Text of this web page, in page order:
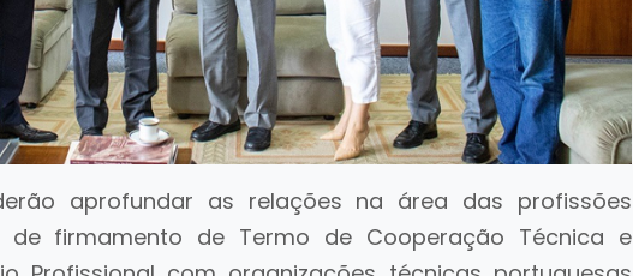
aprofundar as relações na área das profissões
de firmamento de Termo de Cooperação Técnica e